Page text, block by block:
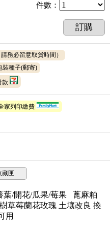
件數 ：
訂購
務必留意取貨時間）
裝種子(郵寄)
款
家列印繳費
藏匣
葉/開花/瓜果/莓果 蓖麻粕
草莓蘭花玫瑰 土壤改良 換
用